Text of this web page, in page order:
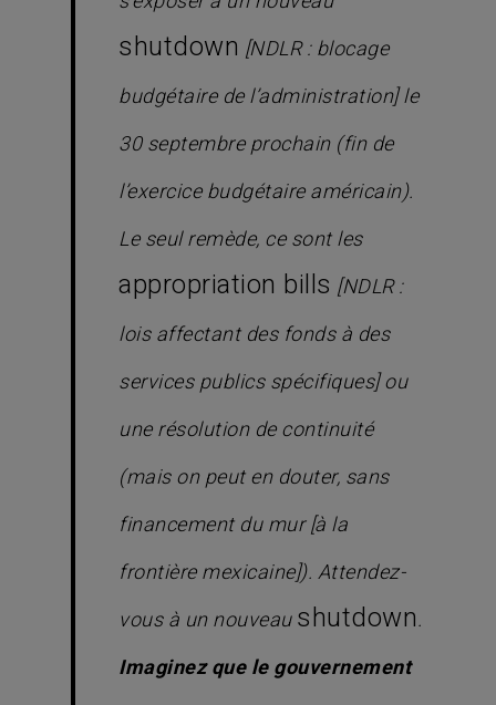
shutdown [NDLR : blocage
budgétaire de l’administration] le
30 septembre prochain (fin de
l’exercice budgétaire américain).
Le seul remède, ce sont les
appropriation bills [NDLR :
lois affectant des fonds à des
services publics spécifiques] ou
une résolution de continuité
(mais on peut en douter, sans
financement du mur [à la
frontière mexicaine]). Attendez-
vous à un nouveau shutdown.
Imaginez que le gouvernement